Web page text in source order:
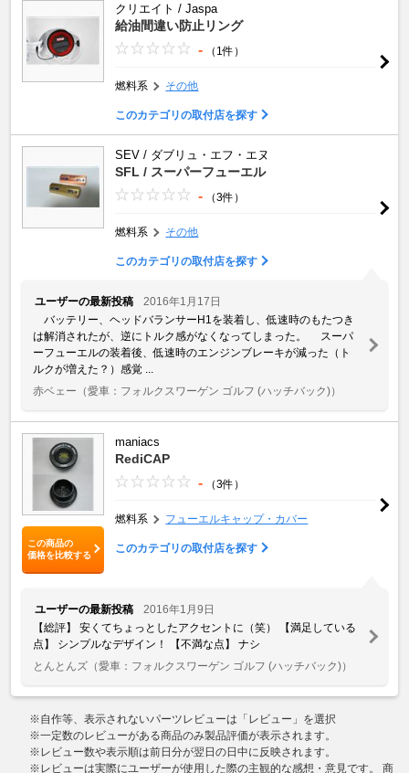
クリエイト / Jaspa
給油間違い防止リング
- （1件）
燃料系 その他
このカテゴリの取付店を探す
SEV / ダブリュ・エフ・エヌ
SFL / スーパーフューエル
- （3件）
燃料系 その他
このカテゴリの取付店を探す
ユーザーの最新投稿
2016年1月17日
バッテリー、ヘッドバランサーH1を装着し、低速時のもたつき
は解消されたが、逆にトルク感がなくなってしまった。 スーパ
ーフューエルの装着後、低速時のエンジンブレーキが減った（ト
ルクが増えた？）感覚 ...
赤ベェー （愛車：フォルクスワーゲン ゴルフ (ハッチバック)）
この商品の
価格を比較する
maniacs
RediCAP
- （3件）
燃料系 フューエルキャップ・カバー
このカテゴリの取付店を探す
ユーザーの最新投稿
2016年1月9日
【総評】 安くてちょっとしたアクセントに（笑） 【満足している
点】 シンプルなデザイン！ 【不満な点】 ナシ
とんとんズ （愛車：フォルクスワーゲン ゴルフ (ハッチバック)）
※自作等、表示されないパーツレビューは「レビュー」を選択
※一定数のレビューがある商品のみ製品評価が表示されます。
※レビュー数や表示順は前日分が翌日の日中に反映されます。
※レビューは実際にユーザーが使用した際の主観的な感想・意見です。 商